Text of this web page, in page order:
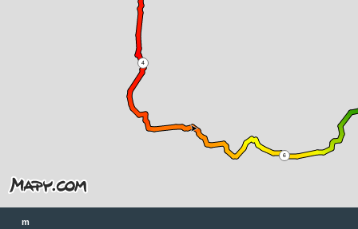
4
6
m